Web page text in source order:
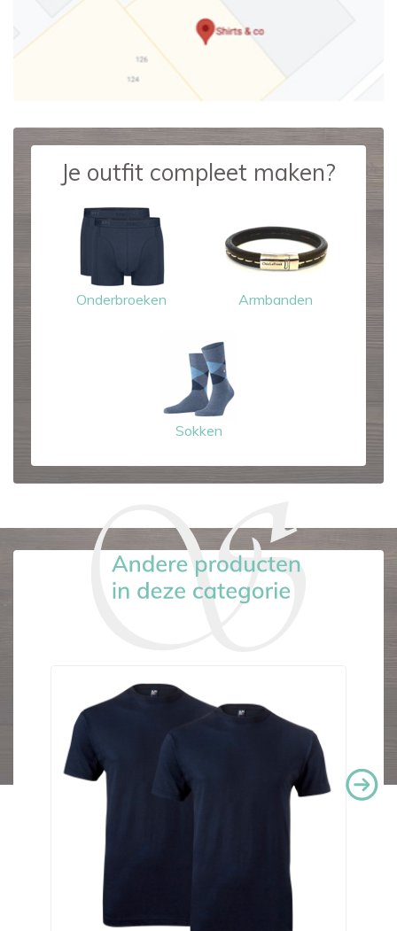
Je outfit compleet maken?
Onderbroeken Armbanden
Sokken